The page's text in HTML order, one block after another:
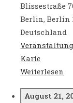
Blissestraße
Berlin,Berlin
Deutschland
KarteBENN
Weiterlesen
August 21,